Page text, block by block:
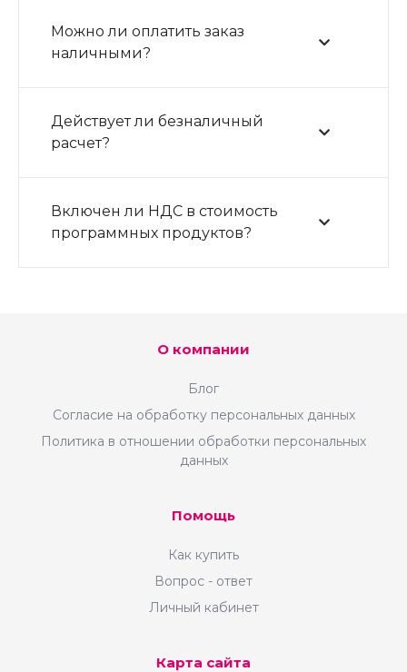
Можно ли оплатить заказ
наличными?
Действует ли безналичный
расчет?
Включен ли НДС в стоимость
программных продуктов?
О компании
Блог
Согласие на обработку персональных данных
Политика в отношении обработки персональных
данных
Помощь
Как купить
Вопрос - ответ
Личный кабинет
Карта сайта